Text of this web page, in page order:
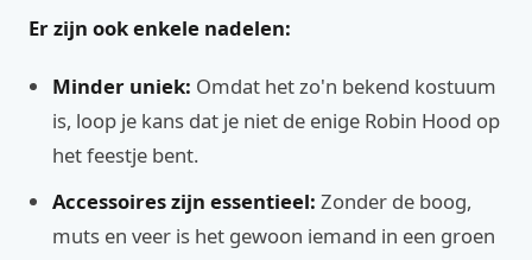
Er zijn ook enkele nadelen:
Minder uniek: Omdat het zo'n bekend kostuum
is, loop je kans dat je niet de enige Robin Hood op
het feestje bent.
Accessoires zijn essentieel: Zonder de boog,
muts en veer is het gewoon iemand in een groen